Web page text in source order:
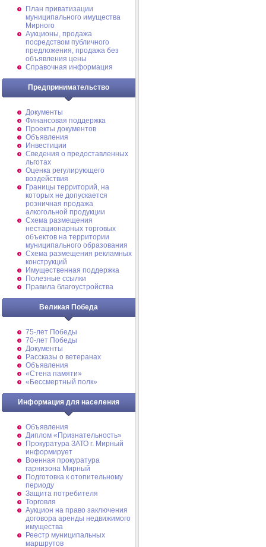
План приватизации
муниципального имущества
Мирного
Аукционы, продажа
посредством публичного
предложения, продажа без
объявления цены
Справочная информация
Предпринимательство
Документы
Финансовая поддержка
Проекты документов
Объявления
Инвестиции
Сведения о предоставленных
льготах
Оценка регулирующего
воздействия
Границы территорий, на
которых не допускается
розничная продажа
алкогольной продукции
Схема размещения
нестационарных торговых
объектов на территории
муниципального образования
Схема размещения рекламных
конструкций
Имущественная поддержка
Полезные ссылки
Правила благоустройства
Великая Победа
75-лет Победы
70-лет Победы
Документы
Рассказы о ветеранах
Объявления
«Стена памяти»
«Бессмертный полк»
Информация для населения
Объявления
Диплом «Признательность»
Прокуратура ЗАТО г. Мирный
информирует
Военная прокуратура
гарнизона Мирный
Подготовка к отопительному
периоду
Защита потребителя
Торговля
Аукцион на право заключения
договора аренды недвижимого
имущества
Реестр муниципальных
маршрутов